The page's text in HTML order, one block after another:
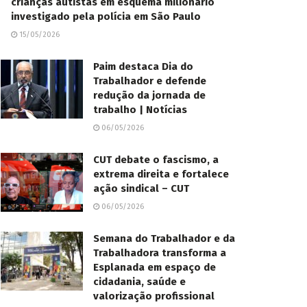
investigado pela polícia em São Paulo
15/05/2026
Paim destaca Dia do
Trabalhador e defende
redução da jornada de
trabalho | Notícias
06/05/2026
CUT debate o fascismo, a
extrema direita e fortalece
ação sindical – CUT
06/05/2026
Semana do Trabalhador e da
Trabalhadora transforma a
Esplanada em espaço de
cidadania, saúde e
valorização profissional